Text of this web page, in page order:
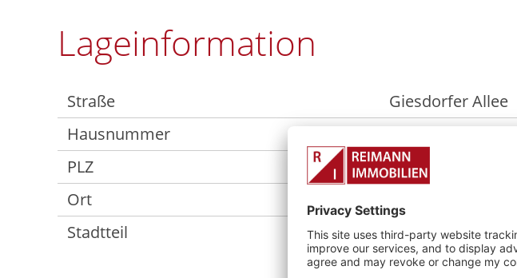
Lageinformation
Straße
Giesdorfer Allee
Hausnummer
PLZ
Ort
Stadtteil
Immendorf